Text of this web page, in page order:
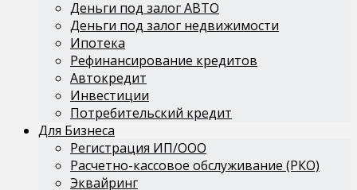
Деньги под залог АВТО
Деньги под залог недвижимости
Ипотека
Рефинансирование кредитов
Автокредит
Инвестиции
Потребительский кредит
Для Бизнеса
Регистрация ИП/ООО
Расчетно-кассовое обслуживание (РКО)
Эквайринг